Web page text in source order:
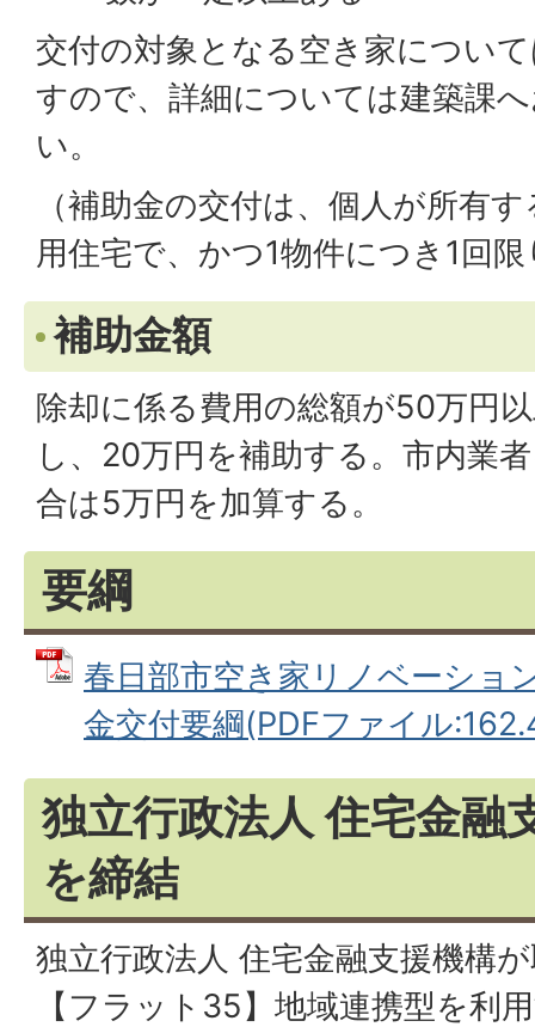
交付の対象となる空き家につい
すので、詳細については建築課
い。
（補助金の交付は、個人が所有
用住宅で、かつ1物件につき1回
補助金額
除却に係る費用の総額が50万円
し、20万円を補助する。市内業
合は5万円を加算する。
要綱
春日部市空き家リノベーショ
金交付要綱(PDFファイル
独立行政法人 住宅金融
を締結
独立行政法人 住宅金融支援機構
【フラット35】地域連携型を利